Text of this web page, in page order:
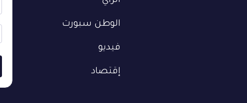
الوطن سبورت
فيديو
إقتصاد